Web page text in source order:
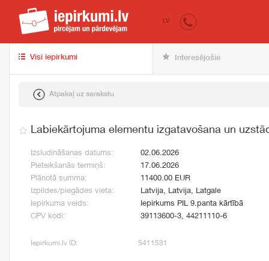
iepirkumi.lv
LV
Visi iepirkumi Interesējošie
Atpakaļ uz sarakstu
Labiekārtojuma elementu izgatavošana un
Izsludināšanas datums:
02.06.2026
Pieteikšanās termiņš:
17.06.2026
Plānotā summa:
11400.00 EUR
Izpildes/piegādes vieta:
Latvija, Latvija, Latgale
Iepirkuma veids:
Iepirkums PIL 9.panta kārtībā
CPV kodi:
39113600-3, 44211110-6
Iepirkumi.lv ID: 5411531